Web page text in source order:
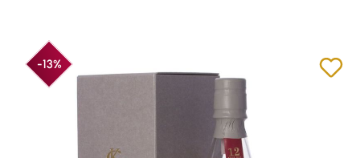
-13%